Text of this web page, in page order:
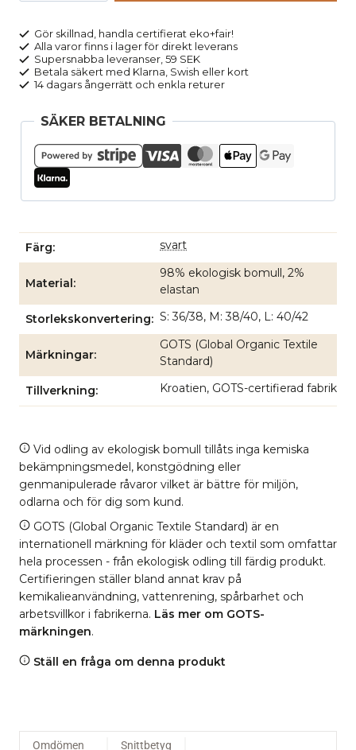
svart
mängd
Gör skillnad, handla certifierat eko+fair!
Alla varor finns i lager för direkt leverans
Supersnabba leveranser, 59 SEK
Betala säkert med Klarna, Swish eller kort
14 dagars ångerrätt och enkla returer
SÄKER BETALNING
Färg svart
Material
98% ekologisk bomull, 2%
elastan
Storlekskonvertering S: 36/38, M: 38/40, L: 40/42
Märkningar
GOTS (Global Organic Textile
Standard)
Tillverkning Kroatien, GOTS-certifierad fabrik
Vid odling av ekologisk bomull tillåts inga kemiska
bekämpningsmedel, konstgödning eller
genmanipulerade råvaror vilket är bättre för miljön,
odlarna och för dig som kund.
GOTS (Global Organic Textile Standard) är en
internationell märkning för kläder och textil som omfattar
hela processen - från ekologisk odling till färdig produkt.
Certifieringen ställer bland annat krav på
kemikalieanvändning, vattenrening, spårbarhet och
arbetsvillkor i fabrikerna. Läs mer om GOTS-
märkningen.
Ställ en fråga om denna produkt